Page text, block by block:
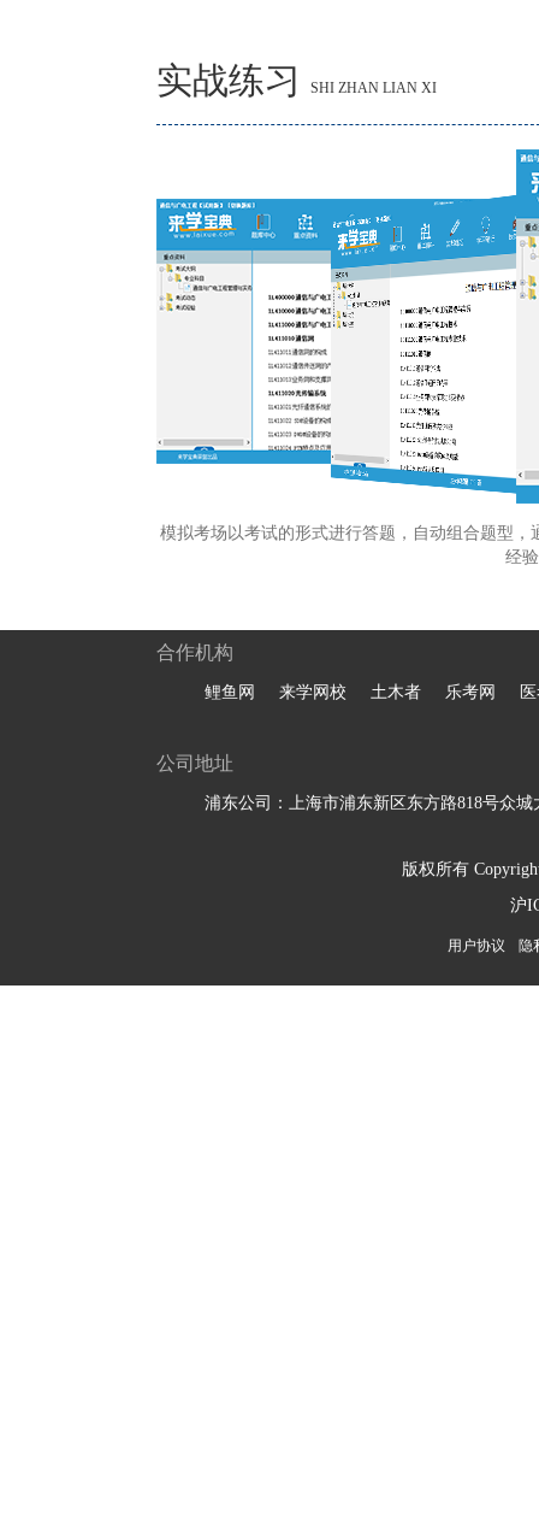
实战练习 SHI ZHAN LIAN XI
模拟考场以考试的形式进行答题，自动组合题型
经
合作机构
鲤鱼网 来学网校 土木者 乐考网
公司地址
浦东公司：上海市浦东新区东方路818号众城
版权所有
沪
用户协议 隐